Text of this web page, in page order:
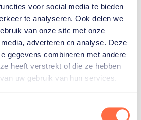
voor social media te bieden
te analyseren. Ook delen we
van onze site met onze
adverteren en analyse. Deze
gegevens combineren met andere
heeft verstrekt of die ze hebben
uw gebruik van hun services.
hebben er
aan de